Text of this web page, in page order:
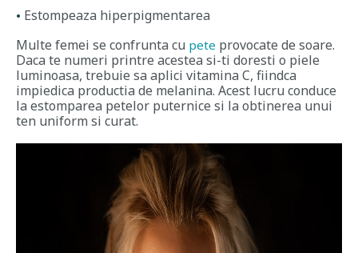
Estompeaza hiperpigmentarea
Multe femei se confrunta cu pete provocate de soare.
Daca te numeri printre acestea si-ti doresti o piele
luminoasa, trebuie sa aplici vitamina C, fiindca
impiedica productia de melanina. Acest lucru conduce
la estomparea petelor puternice si la obtinerea unui
ten uniform si curat.